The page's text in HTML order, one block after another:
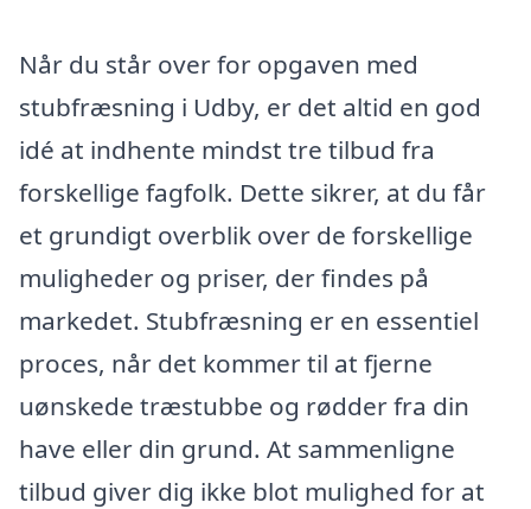
Når du står over for opgaven med
stubfræsning i Udby, er det altid en god
idé at indhente mindst tre tilbud fra
forskellige fagfolk. Dette sikrer, at du får
et grundigt overblik over de forskellige
muligheder og priser, der findes på
markedet. Stubfræsning er en essentiel
proces, når det kommer til at fjerne
uønskede træstubbe og rødder fra din
have eller din grund. At sammenligne
tilbud giver dig ikke blot mulighed for at